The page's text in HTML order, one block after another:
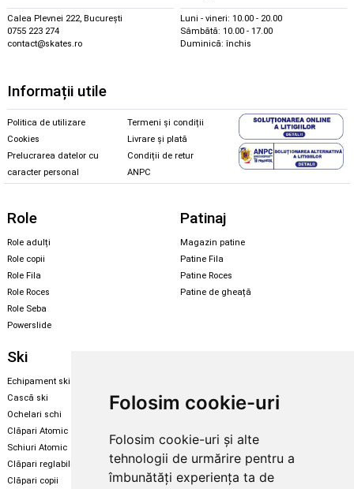
Folosim cookie-uri
Folosim cookie-uri și alte
tehnologii de urmărire pentru a
îmbunătăți experiența ta de
Calea Plevnei 222, București
0755 223 274
contact@skates.ro
Luni - vineri: 10.00 - 20.00
Sâmbătă: 10.00 - 17.00
Duminică: închis
Informații utile
Politica de utilizare
Cookies
Prelucrarea datelor cu
caracter personal
Termeni și condiții
Livrare și plată
Condiții de retur
ANPC
Role
Role adulți
Role copii
Role Fila
Role Roces
Role Seba
Powerslide
Patinaj
Magazin patine
Patine Fila
Patine Roces
Patine de gheață
Ski
Echipament ski
Cască ski
Ochelari schi
Clăpari Atomic
Schiuri Atomic
Clăpari reglabili
Clăpari copii
Echipament snowboard
Skate & longboard
Santa Cruz